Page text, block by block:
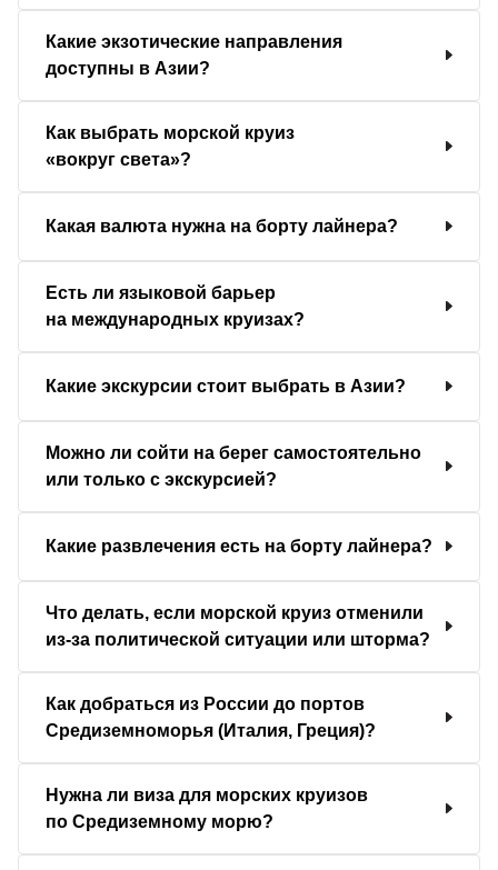
Какие экзотические направления
доступны в Азии?
Как выбрать морской круиз
«вокруг света»?
Какая валюта нужна на борту лайнера?
Есть ли языковой барьер
на международных круизах?
Какие экскурсии стоит выбрать в Азии?
Можно ли сойти на берег самостоятельно
или только с экскурсией?
Какие развлечения есть на борту лайнера?
Что делать, если морской круиз отменили
из-за политической ситуации или шторма?
Как добраться из России до портов
Средиземноморья (Италия, Греция)?
Нужна ли виза для морских круизов
по Средиземному морю?